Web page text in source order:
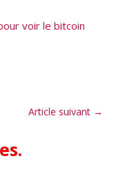
voir le bitcoin
Article suivant →
.